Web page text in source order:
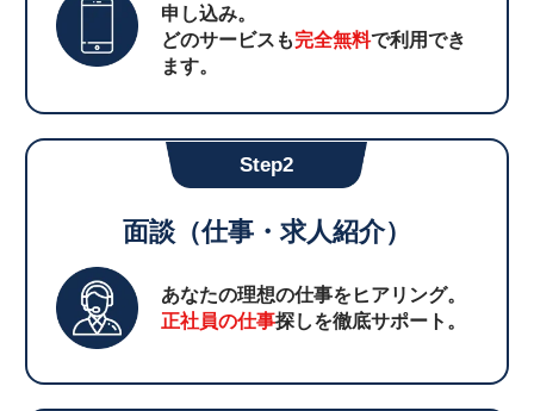
申し込み。
どのサービスも完全無料で利用でき
ます。
Step2
面談（仕事・求人紹介）
あなたの理想の仕事をヒアリング。
正社員の仕事探しを徹底サポート。